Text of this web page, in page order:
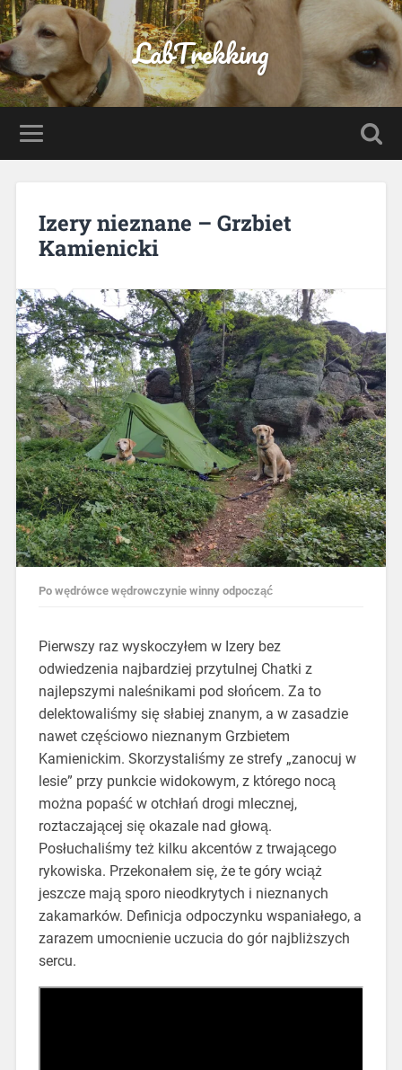
LabTrekking
Izery nieznane – Grzbiet
Kamienicki
Po wędrówce wędrowczynie winny odpocząć
Pierwszy raz wyskoczyłem w Izery bez
odwiedzenia najbardziej przytulnej Chatki z
najlepszymi naleśnikami pod słońcem. Za to
delektowaliśmy się słabiej znanym, a w zasadzie
nawet częściowo nieznanym Grzbietem
Kamienickim. Skorzystaliśmy ze strefy „zanocuj w
lesie” przy punkcie widokowym, z którego nocą
można popaść w otchłań drogi mlecznej,
roztaczającej się okazale nad głową.
Posłuchaliśmy też kilku akcentów z trwającego
rykowiska. Przekonałem się, że te góry wciąż
jeszcze mają sporo nieodkrytych i nieznanych
zakamarków. Definicja odpoczynku wspaniałego, a
zarazem umocnienie uczucia do gór najbliższych
sercu.